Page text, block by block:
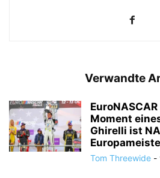
Verwandte
Moment
Ghirelli ist
Tom Threewide -